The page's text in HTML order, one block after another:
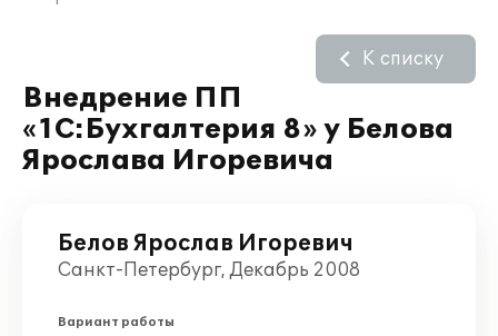
Внедрение ПП
«1С:Бухгалтерия 8» у Белова
Ярослава Игоревича
К списку
Белов Ярослав Игоревич
Санкт-Петербург, Декабрь 2008
Вариант работы